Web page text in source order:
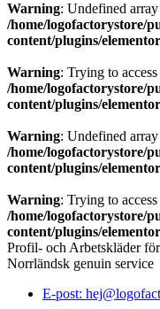
Warning: Undefined
/home/logofactorystore/
content/plugins/
Warning: Trying to
/home/logofactorystore/
content/plugins/
Warning: Undefined
/home/logofactorystore/
content/plugins/
Warning: Trying to
/home/logofactorystore/
content/plugins/
Profil- och Arbetskläder
Norrländsk genuin service
E-post: